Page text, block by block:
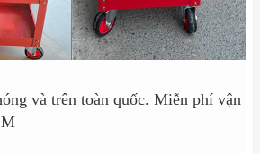
và trên toàn quốc. Miễn phí vận